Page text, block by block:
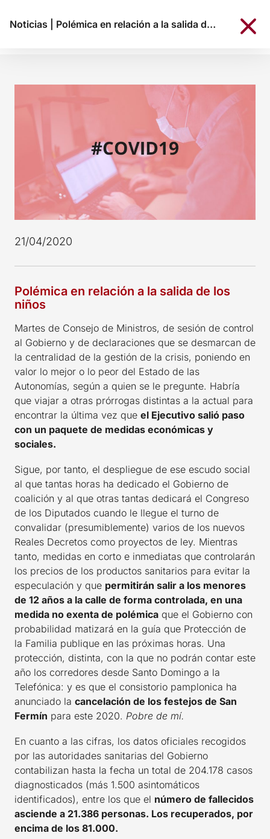
Noticias Polémica en relación a la salida de los niños
21/04/2020
Polémica en relación a la salida de los
niños
Martes de Consejo de Ministros, de sesión de control
al Gobierno y de declaraciones que se desmarcan de
la centralidad de la gestión de la crisis, poniendo en
valor lo mejor o lo peor del Estado de las
Autonomías, según a quien se le pregunte. Habría
que viajar a otras prórrogas distintas a la actual para
encontrar la última vez que el Ejecutivo salió paso
con un paquete de medidas económicas y
sociales.
Sigue, por tanto, el despliegue de ese escudo social
al que tantas horas ha dedicado el Gobierno de
coalición y al que otras tantas dedicará el Congreso
de los Diputados cuando le llegue el turno de
convalidar (presumiblemente) varios de los nuevos
Reales Decretos como proyectos de ley. Mientras
tanto, medidas en corto e inmediatas que controlarán
los precios de los productos sanitarios para evitar la
especulación y que permitirán salir a los menores
de 12 años a la calle de forma controlada, en una
medida no exenta de polémica que el Gobierno con
probabilidad matizará en la guía que Protección de
la Familia publique en las próximas horas. Una
protección, distinta, con la que no podrán contar este
año los corredores desde Santo Domingo a la
Telefónica: y es que el consistorio pamplonica ha
anunciado la cancelación de los festejos de San
Fermín para este 2020. Pobre de mí.
En cuanto a las cifras, los datos oficiales recogidos
por las autoridades sanitarias del Gobierno
contabilizan hasta la fecha un total de 204.178 casos
diagnosticados (más 1.500 asintomáticos
identificados), entre los que el número de fallecidos
asciende a 21.386 personas. Los recuperados, por
encima de los 81.000.